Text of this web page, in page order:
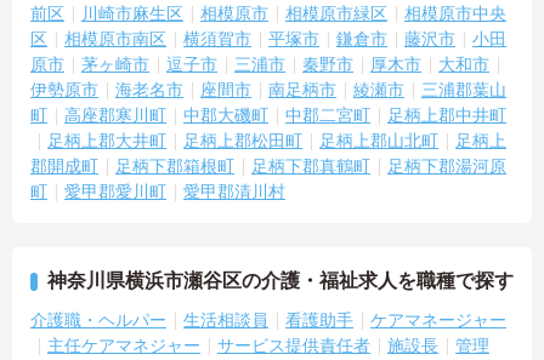
前区
川崎市麻生区 相模原市 相模原市緑区
相模原市中央
区
相模原市南区 横須賀市 平塚市 鎌倉市 藤沢市
小田
原市
茅ヶ崎市 逗子市 三浦市 秦野市 厚木市
大和市
伊勢原市
海老名市 座間市 南足柄市 綾瀬市
三浦郡葉山
町
高座郡寒川町 中郡大磯町 中郡二宮町
足柄上郡中井町
足柄上郡大井町
足柄上郡松田町 足柄上郡山北町
足柄上
郡開成町
足柄下郡箱根町 足柄下郡真鶴町
足柄下郡湯河原
町
愛甲郡愛川町 愛甲郡清川村
神奈川県横浜市瀬谷区の介護・福祉求人を職種で探す
介護職・ヘルパー 生活相談員 看護助手
ケアマネージャー
主任ケアマネジャー
サービス提供責任者 施設長
管理